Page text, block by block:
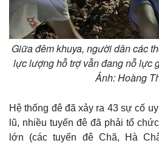
Giữa đêm khuya, người dân các
lực lượng hỗ trợ vẫn đang nỗ lực
Ảnh: Hoàng
Hệ thống đê đã xảy ra 43 sự cố
lũ, nhiều tuyến đê đã phải tổ
lớn (các tuyến đê Chã, Hà